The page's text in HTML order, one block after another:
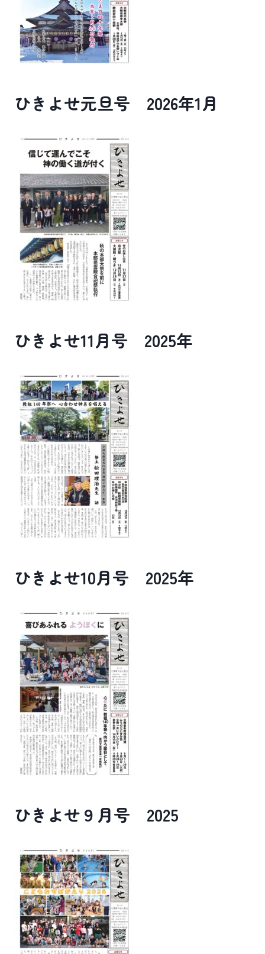
ひきよせ元旦号 2026年1月
ひきよせ11月号 2025年
ひきよせ10月号 2025年
ひきよせ９月号 2025